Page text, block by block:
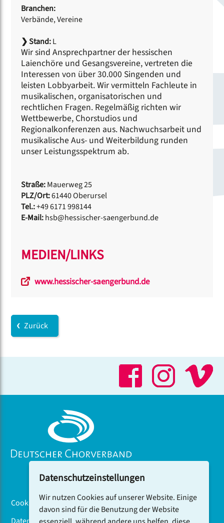
Branchen:
Verbände, Vereine
❯Stand:L
Wir sind Ansprechpartner der hessischen
Laienchöre und Gesangsvereine, vertreten die
Interessen von über 30.000 Singenden und
leisten Lobbyarbeit. Wir vermitteln Fachleute in
musikalischen, organisatorischen und
rechtlichen Fragen. Regelmäßig richten wir
Wettbewerbe, Chorstudios und
Regionalkonferenzen aus. Nachwuchsarbeit und
musikalische Aus- und Weiterbildung runden
unser Leistungsspektrum ab.
Straße:Mauerweg 25
PLZ/Ort:61440 Oberursel
Tel.:+49 6171 998144
E-Mail:hsb@hessischer-saengerbund.de
MEDIEN/LINKS
www.hessischer-saengerbund.de
Zurück
Cookiebanner
Datenschutzeinstellungen
Wir nutzen Cookies auf unserer Website. Einige
davon sind für die Benutzung der Website